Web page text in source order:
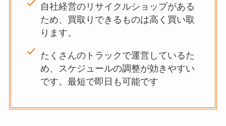
自社経営のリサイクルショップがある
ため、買取りできるものは高く買い取
ります。
たくさんのトラックで運営しているた
め、スケジュールの調整が効きやすい
です。最短で即日も可能です